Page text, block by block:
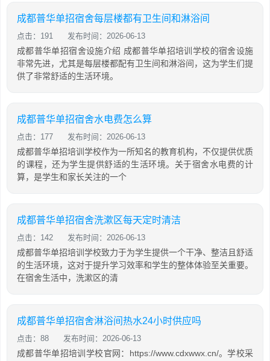
成都普华单招宿舍每层楼都有卫生间和淋浴间
点击：191 发布时间：2026-06-13
成都普华单招宿舍设施介绍 成都普华单招培训学校的宿舍设施
非常先进，尤其是每层楼都配有卫生间和淋浴间，这为学生们提
供了非常舒适的生活环境。
成都普华单招宿舍水电费怎么算
点击：177 发布时间：2026-06-13
成都普华单招培训学校作为一所知名的教育机构，不仅提供优质
的课程，还为学生提供舒适的生活环境。关于宿舍水电费的计
算，是学生和家长关注的一个
成都普华单招宿舍洗漱区每天定时清洁
点击：142 发布时间：2026-06-13
成都普华单招培训学校致力于为学生提供一个干净、整洁且舒适
的生活环境，这对于提升学习效率和学生的整体体验至关重要。
在宿舍生活中，洗漱区的清
成都普华单招宿舍淋浴间热水24小时供应吗
点击：88 发布时间：2026-06-13
成都普华单招培训学校官网：https://www.cdxwwx.cn/。学校采